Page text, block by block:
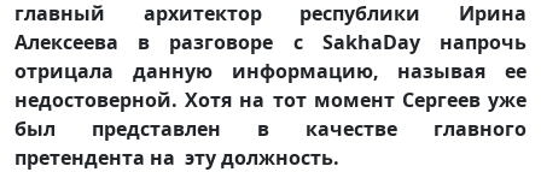
главный архитектор республики Ирина
Алексеева в разговоре с SakhaDay напрочь
отрицала данную информацию, называя ее
недостоверной. Хотя на тот момент Сергеев уже
был представлен в качестве главного
претендента на эту должность.